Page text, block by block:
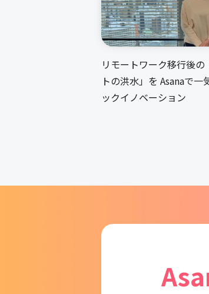
リモートワーク移行後
トの洪水」を Asanaで
ックイノベーション